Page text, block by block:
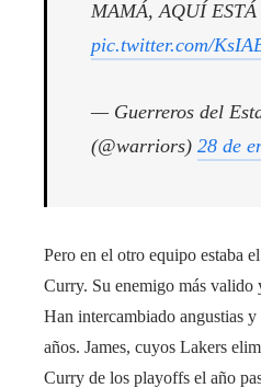
MAMÁ, AQUÍ ESTÁ
pic.twitter.com/
— Guerreros del
(@warriors) 28 de
Pero en el otro equipo estaba
Curry. Su enemigo más valido
Han intercambiado angustias
años. James, cuyos Lakers
Curry de los playoffs el año